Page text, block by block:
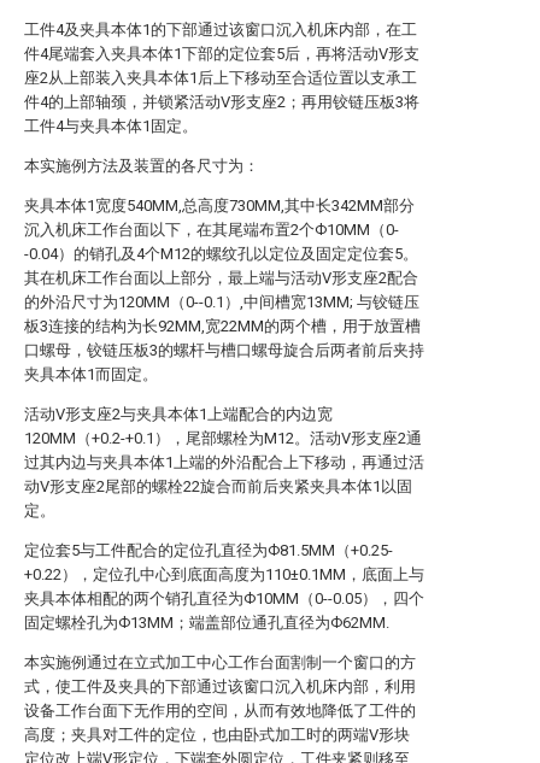
工件4及夹具本体1的下部通过该窗口沉入机床内部，在工
件4尾端套入夹具本体1下部的定位套5后，再将活动V形支
座2从上部装入夹具本体1后上下移动至合适位置以支承工
件4的上部轴颈，并锁紧活动V形支座2；再用铰链压板3将
工件4与夹具本体1固定。
本实施例方法及装置的各尺寸为：
夹具本体1宽度540MM,总高度730MM,其中长342MM部分
沉入机床工作台面以下，在其尾端布置2个Ф10MM（0-
-0.04）的销孔及4个M12的螺纹孔以定位及固定定位套5。
其在机床工作台面以上部分，最上端与活动V形支座2配合
的外沿尺寸为120MM（0--0.1）,中间槽宽13MM; 与铰链压
板3连接的结构为长92MM,宽22MM的两个槽，用于放置槽
口螺母，铰链压板3的螺杆与槽口螺母旋合后两者前后夹持
夹具本体1而固定。
活动V形支座2与夹具本体1上端配合的内边宽
120MM（+0.2-+0.1），尾部螺栓为M12。活动V形支座2通
过其内边与夹具本体1上端的外沿配合上下移动，再通过活
动V形支座2尾部的螺栓22旋合而前后夹紧夹具本体1以固
定。
定位套5与工件配合的定位孔直径为Ф81.5MM（+0.25-
+0.22），定位孔中心到底面高度为110±0.1MM，底面上与
夹具本体相配的两个销孔直径为Ф10MM（0--0.05），四个
固定螺栓孔为Ф13MM；端盖部位通孔直径为Ф62MM.
本实施例通过在立式加工中心工作台面割制一个窗口的方
式，使工件及夹具的下部通过该窗口沉入机床内部，利用
设备工作台面下无作用的空间，从而有效地降低了工件的
高度；夹具对工件的定位，也由卧式加工时的两端V形块
定位改上端V形定位，下端套外圆定位，工件夹紧则移至